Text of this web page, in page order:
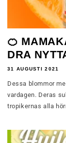
🍊
DRA
31 AUGUSTI 2021
Dessa blommor
vardagen. Deras
tropikernas alla